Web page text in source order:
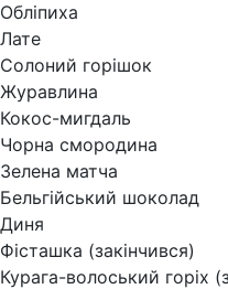
Обліпиха
Лате
Солоний горішок
Журавлина
Кокос-мигдаль
Чорна смородина
Зелена матча
Бельгійський шоколад
Диня
Фісташка (закінчився)
Курага-волоський горіх